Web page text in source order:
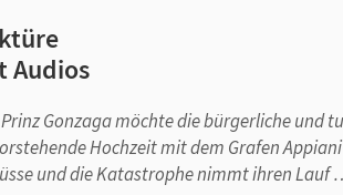
Audios
Gonzaga möchte die bürgerliche und
Hochzeit mit dem Grafen
und die Katastrophe nimmt ihren Lauf